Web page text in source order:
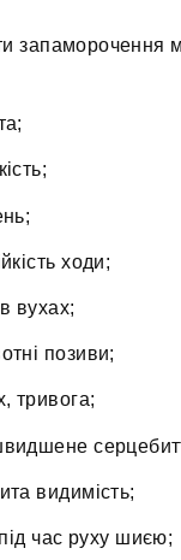
запаморочення
ходи;
вухах;
позиви;
тривога;
видимість;
час руху шиєю;